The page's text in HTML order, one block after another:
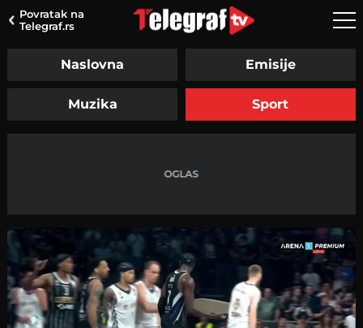
Povratak na
Telegraf.rs
Naslovna Emisije
Muzika Sport